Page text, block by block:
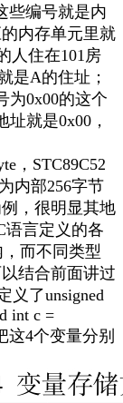
些编号就是内
内存单元里就
人住在101 房
是A的住址；
为0x00的这个
址就是0x00 ，
， STC89C52
内部256字节
，很明显其地
语言定义的各
而不同类型
结合前面讲过
义了unsigned
int c =
这4个变量分别